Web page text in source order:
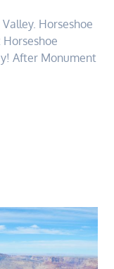
Horseshoe
After Monument